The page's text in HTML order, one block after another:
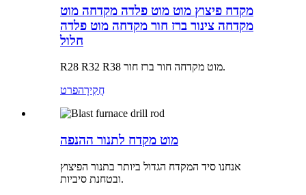
מקדח פיצוץ מוט מוט פלדה מקדחה מוט
מקדחה צינור ברז חור מקדחה מוט פלדה
חלול
R28 R32 R38 מוט מקדחה חור ברז חור.
חֲקִירָהפרט
מוט מקדח לתנור ההנפה
אנחנו סיד המקדח הגדול ביותר בתנור הפיצוץ
ובטחנת סיביות.